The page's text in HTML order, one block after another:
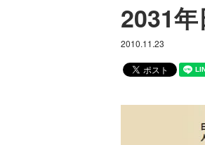
2031
2010.11.23